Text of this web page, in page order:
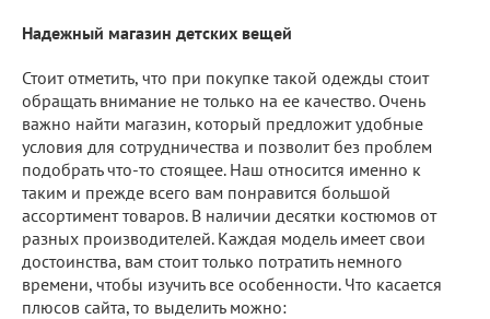
Надежный магазин детских вещей
Стоит отметить, что при покупке такой одежды стоит
обращать внимание не только на ее качество. Очень
важно найти магазин, который предложит удобные
условия для сотрудничества и позволит без проблем
подобрать что-то стоящее. Наш относится именно к
таким и прежде всего вам понравится большой
ассортимент товаров. В наличии десятки костюмов от
разных производителей. Каждая модель имеет свои
достоинства, вам стоит только потратить немного
времени, чтобы изучить все особенности. Что касается
плюсов сайта, то выделить можно: